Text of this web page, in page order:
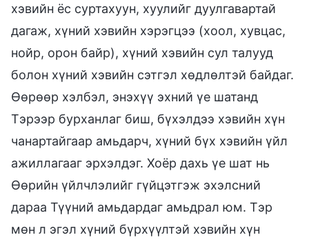
хэвийн ёс суртахуун, хуулийг дуулгавартай
дагаж, хүний хэвийн хэрэгцээ (хоол, хувцас,
нойр, орон байр), хүний хэвийн сул талууд
болон хүний хэвийн сэтгэл хөдлөлтэй байдаг.
Өөрөөр хэлбэл, энэхүү эхний үе шатанд
Тэрээр бурханлаг биш, бүхэлдээ хэвийн хүн
чанартайгаар амьдарч, хүний бүх хэвийн үйл
ажиллагааг эрхэлдэг. Хоёр дахь үе шат нь
Өөрийн үйлчлэлийг гүйцэтгэж эхэлсний
дараа Түүний амьдардаг амьдрал юм. Тэр
мөн л эгэл хүний бүрхүүлтэй хэвийн хүн